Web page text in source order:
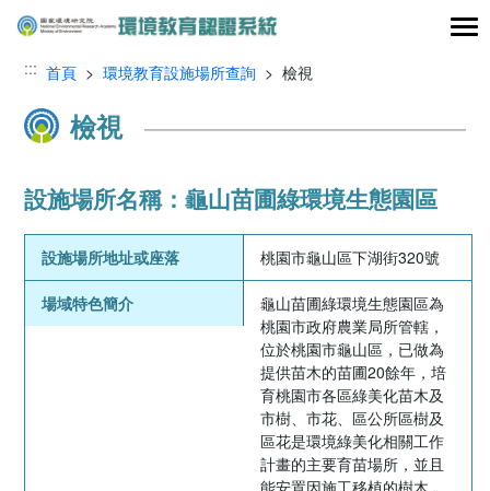
跳到主要內容區塊
::: 首頁 >環境教育設施場所查詢 > 檢視
檢視
設施場所名稱：龜山苗圃綠環境生態園區
設施場所地址或座落 桃園市龜山區下湖街320號
場域特色簡介
龜山苗圃綠環境生態園區為
桃園市政府農業局所管轄，
位於桃園市龜山區，已做為
提供苗木的苗圃20餘年，培
育桃園市各區綠美化苗木及
市樹、市花、區公所區樹及
區花是環境綠美化相關工作
計畫的主要育苗場所，並且
能安置因施工移植的樹木，